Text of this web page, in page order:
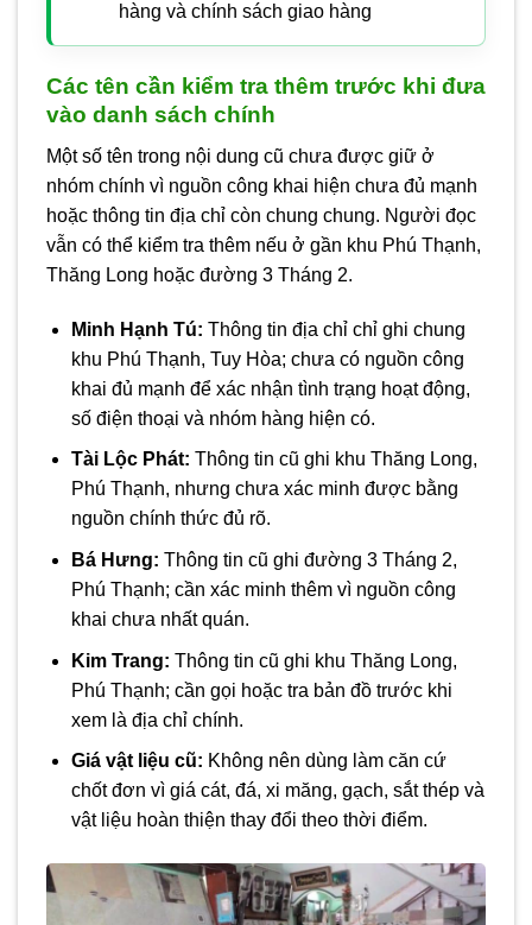
hàng và chính sách giao hàng
Các tên cần kiểm tra thêm trước khi đưa
vào danh sách chính
Một số tên trong nội dung cũ chưa được giữ ở
nhóm chính vì nguồn công khai hiện chưa đủ mạnh
hoặc thông tin địa chỉ còn chung chung. Người đọc
vẫn có thể kiểm tra thêm nếu ở gần khu Phú Thạnh,
Thăng Long hoặc đường 3 Tháng 2.
Minh Hạnh Tú: Thông tin địa chỉ chỉ ghi chung
khu Phú Thạnh, Tuy Hòa; chưa có nguồn công
khai đủ mạnh để xác nhận tình trạng hoạt động,
số điện thoại và nhóm hàng hiện có.
Tài Lộc Phát: Thông tin cũ ghi khu Thăng Long,
Phú Thạnh, nhưng chưa xác minh được bằng
nguồn chính thức đủ rõ.
Bá Hưng: Thông tin cũ ghi đường 3 Tháng 2,
Phú Thạnh; cần xác minh thêm vì nguồn công
khai chưa nhất quán.
Kim Trang: Thông tin cũ ghi khu Thăng Long,
Phú Thạnh; cần gọi hoặc tra bản đồ trước khi
xem là địa chỉ chính.
Giá vật liệu cũ: Không nên dùng làm căn cứ
chốt đơn vì giá cát, đá, xi măng, gạch, sắt thép và
vật liệu hoàn thiện thay đổi theo thời điểm.